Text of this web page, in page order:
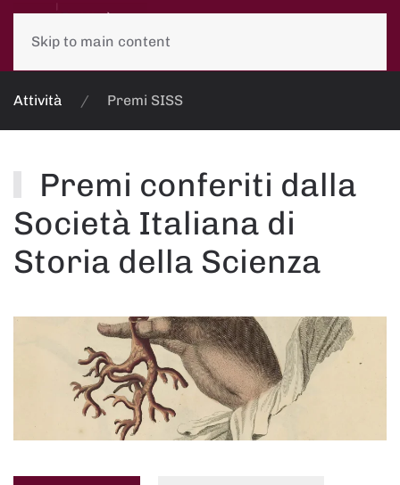
Skip to main content
Attività Premi SISS
Premi conferiti dalla
Società Italiana di
Storia della Scienza